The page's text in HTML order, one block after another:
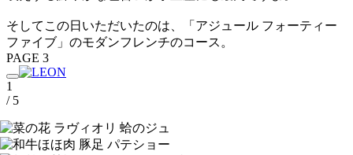
そしてこの日いただいたのは、「アジュール フォーティー
ファイブ」のモダンフレンチのコース。
PAGE 3
1
/ 5